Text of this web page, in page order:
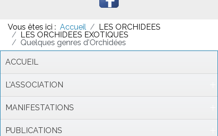
Vous êtes ici : Accueil
LES ORCHIDEES
LES ORCHIDEES EXOTIQUES
Quelques genres d'Orchidées
ACCUEIL
L'ASSOCIATION
MANIFESTATIONS
PUBLICATIONS